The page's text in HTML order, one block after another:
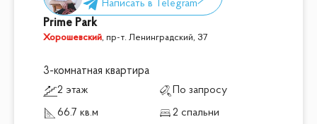
Prime Park
Хорошевский, пр-т. Ленинградский, 37
3-комнатная квартира
2 этаж
По запросу
66.7 кв.м
2 спальни